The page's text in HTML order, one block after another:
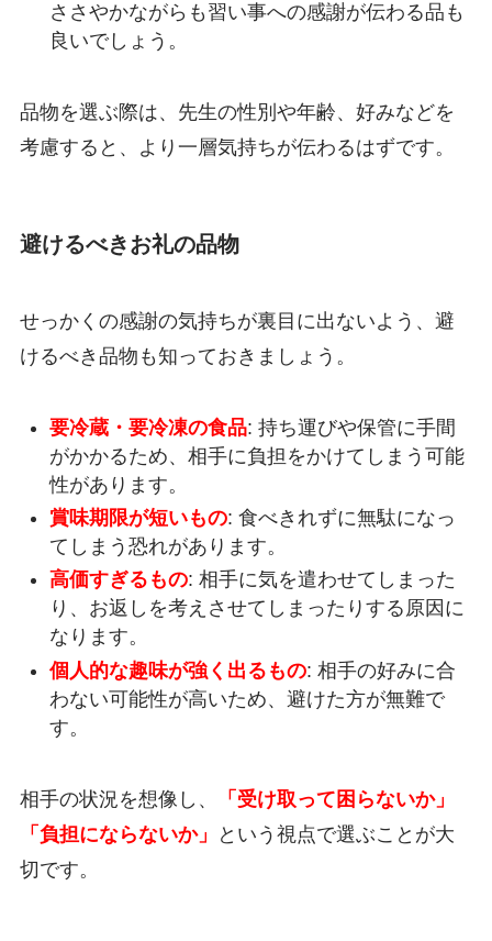
ささやかながらも習い事への感謝が伝わる品も
良いでしょう。
品物を選ぶ際は、先生の性別や年齢、好みなどを
考慮すると、より一層気持ちが伝わるはずです。
避けるべきお礼の品物
せっかくの感謝の気持ちが裏目に出ないよう、避
けるべき品物も知っておきましょう。
要冷蔵・要冷凍の食品: 持ち運びや保管に手間
がかかるため、相手に負担をかけてしまう可能
性があります。
賞味期限が短いもの: 食べきれずに無駄になっ
てしまう恐れがあります。
高価すぎるもの: 相手に気を遣わせてしまった
り、お返しを考えさせてしまったりする原因に
なります。
個人的な趣味が強く出るもの: 相手の好みに合
わない可能性が高いため、避けた方が無難で
す。
相手の状況を想像し、
「受け取って困らないか」
「負担にならないか」
という視点で選ぶことが大
切です。